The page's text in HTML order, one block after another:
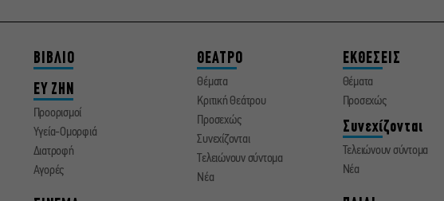
ΒΙΒΛΙΟ
ΕΥ ΖΗΝ
Προορισμοί
Υγεία-Ομορφιά
Διατροφή
Αγορές
ΘΕΑΤΡΟ
Θέματα
Κριτική Θεάτρου
Προσεχώς
Συνεχίζονται
Τελειώνουν σύντομα
Νέα
ΕΚΘΕΣΕΙΣ
Θέματα
Προσεχώς
Συνεχίζονται
Τελειώνουν σύντομα
Νέα